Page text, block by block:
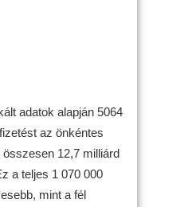
adatok alapján 5064
az önkéntes
12,7 milliárd
a teljes 1 070 000
mint a fél